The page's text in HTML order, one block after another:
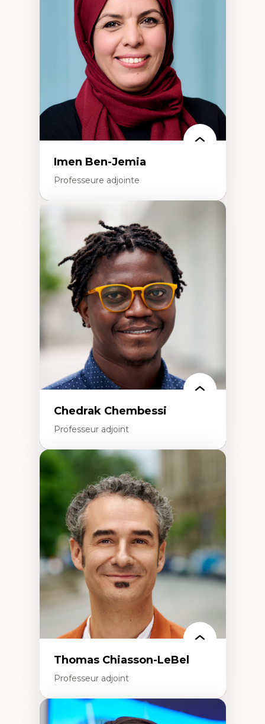
Imen Ben-Jemia
Professeure adjointe
Expertises
Discours sur la ville et représentations
Mosquées, formes et usages au Canada
Reconnaissance et représentations des
communautés immigrantes dans l'espace
urbain
Design architectural et urbain
Patrimoine et patrimonialisation
Études postcoloniales et décolonisation des
savoirs
Chedrak Chembessi
Professeur adjoint
Économie circulaire
Modèles d’affaires durables
Histoire des faits économiques
Gestion durable des ressources naturelles
Écologie industrielle
Aménagement durable du territoire
Développement régional
Coopératives
Télétravail en milieu rural francophone
Transition socio-écologique
Thomas Chiasson-LeBel
Professeur adjoint
Expertises